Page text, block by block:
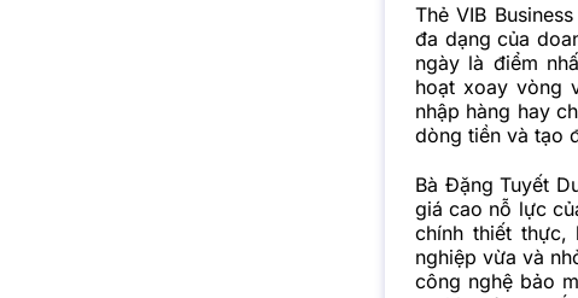
Thẻ VIB
đa dạng của
ngày là điểm
hoạt xoay vòng
nhập hàng hay
dòng tiền và tạo
Bà Đặng Tuyết
giá cao nỗ lực
chính thiết thực,
nghiệp vừa và
công nghệ bảo